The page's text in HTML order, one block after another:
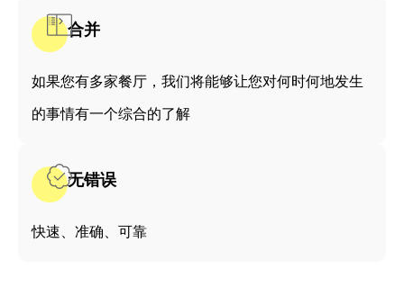
合并
如果您有多家餐厅，我们将能够让您对何时何地发生
的事情有一个综合的了解
无错误
快速、准确、可靠